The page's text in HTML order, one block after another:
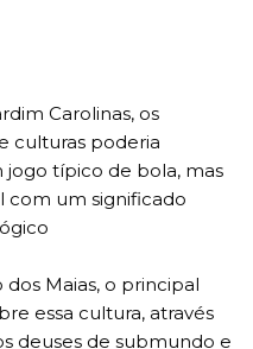
Carolinas, os
culturas poderia
típico de bola, mas
com um significado
Maias, o principal
essa cultura, através
deuses de submundo e